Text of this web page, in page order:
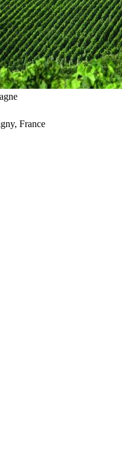
France